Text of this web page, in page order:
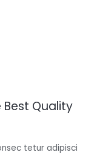
Best Quality
tetur adipisci